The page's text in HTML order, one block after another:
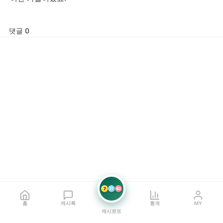
댓글 0
홈 캐시톡
7 21 42
캐시로또
통계 MY